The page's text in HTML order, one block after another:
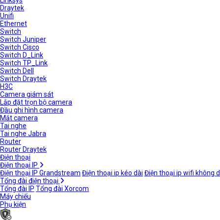
Draytek
Unifi
Ethernet
Switch
Switch Juniper
Switch Cisco
Switch D_Link
Switch TP_Link
Switch Dell
Switch Draytek
H3C
Camera giám sát
Lắp đặt trọn bộ camera
Đầu ghi hình camera
Mắt camera
Tai nghe
Tai nghe Jabra
Router
Router Draytek
Điện thoại
Điện thoại IP
Điện thoại IP Grandstream Điện thoại ip kéo dài Điện thoại ip wifi không
Tổng đài điện thoại
Tổng đài IP Tổng đài Xorcom
Máy chiếu
Phụ kiện